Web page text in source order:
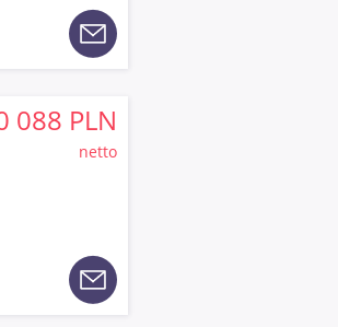
088 PLN
netto